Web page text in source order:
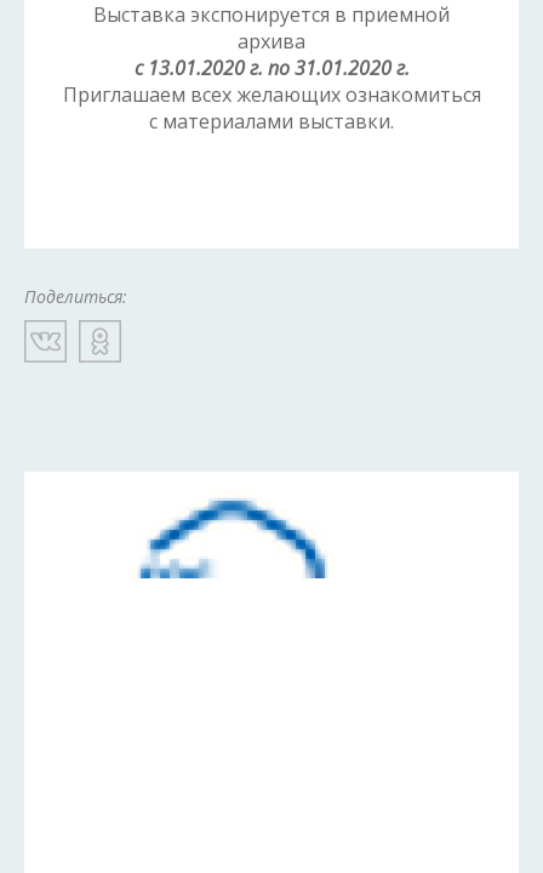
Выставка экспонируется в приемной
архива
с 13.01.2020 г. по 31.01.2020 г.
Приглашаем всех желающих ознакомиться
с материалами выставки.
Поделиться: